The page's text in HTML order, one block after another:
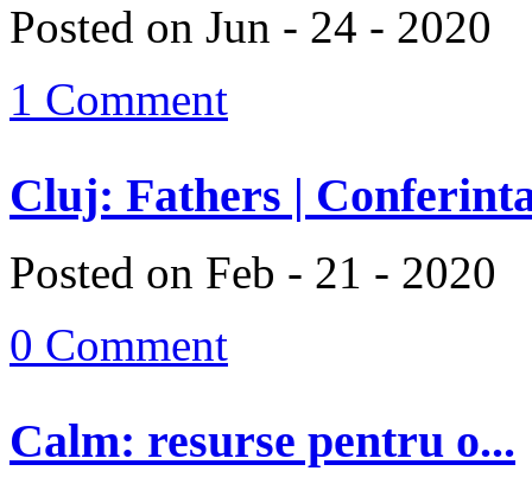
Posted on Jun - 24 - 2020
1 Comment
Cluj: Fathers |
Posted on Feb - 21 - 2020
0 Comment
Calm: resurse pentru o...